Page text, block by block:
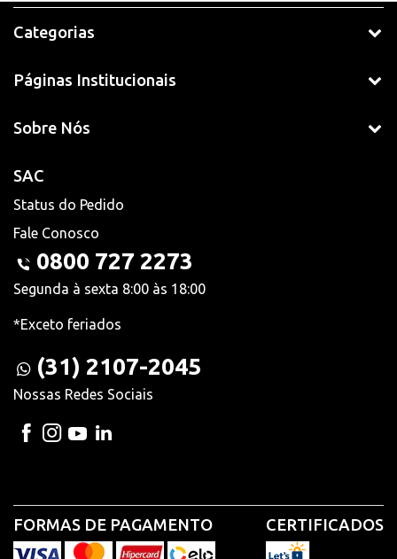
Categorias
Páginas Institucionais
Sobre Nós
SAC
Status do Pedido
Fale Conosco
0800 727 2273
Segunda à sexta 8:00 às 18:00
*Exceto feriados
(31) 2107-2045
Nossas Redes Sociais
FORMAS DE PAGAMENTO CERTIFICADOS